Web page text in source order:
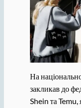
На
закликав до
Shein та Temu,